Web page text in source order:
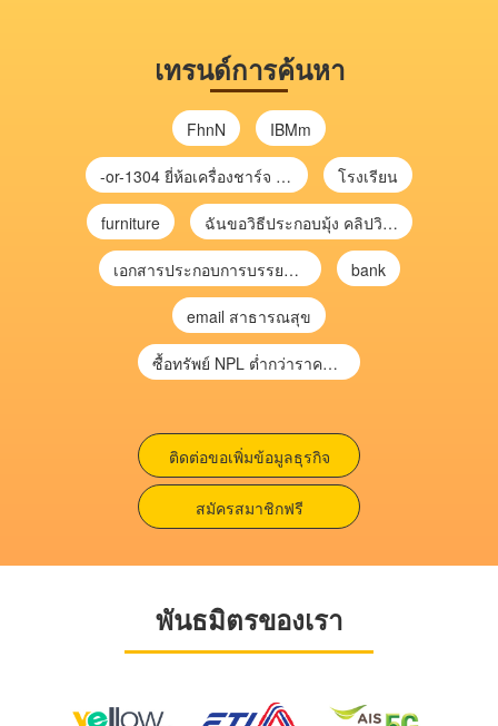
เทรนด์การค้นหา
FhnN IBMm
-or-1304 ยี่ห้อเครื่องชาร์จ chargecore โรงเรียน
furniture ฉันขอวิธีประกอบมุ้ง คลิปวิดีโอ การประกอบมุ้ง
เอกสารประกอบการบรรยาย การประเมินความเสี่ยงเพื่อวางแผนการตรวจสอบ \ bank
email สาธารณสุข
ซื้อทรัพย์ NPL ต่ำกว่าราคาตลาด 30-70% แบบไม่ต้องไปประมูล”
ติดต่อขอเพิ่มข้อมูลธุรกิจ
สมัครสมาชิกฟรี
พันธมิตรของเรา